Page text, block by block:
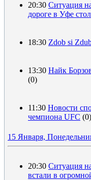
20:30 Ситуация
дороге в Уфе
18:30 Zdob si
13:30 Найк
(0)
11:30 Новости
чемпиона UFC (0)
15 Января,
20:30 Ситуация
встали в